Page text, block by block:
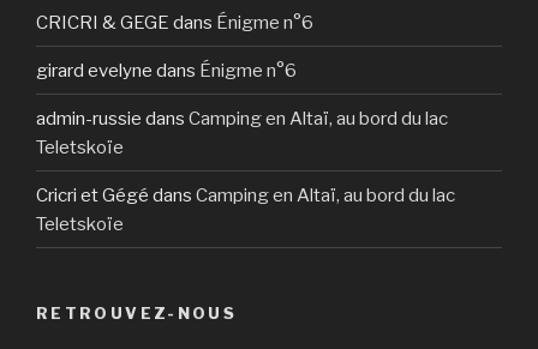
CRICRI & GEGE dans Énigme n°6
girard evelyne dans Énigme n°6
admin-russie dans Camping en Altaï, au bord du lac
Teletskoïe
Cricri et Gégé dans Camping en Altaï, au bord du lac
Teletskoïe
RETROUVEZ-NOUS